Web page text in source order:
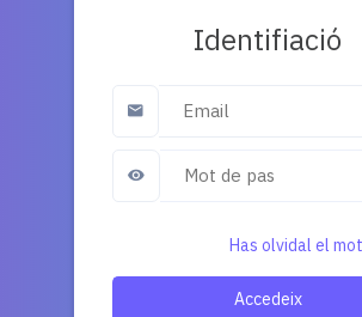
Identifiació
Has olvidal el
Accedeix